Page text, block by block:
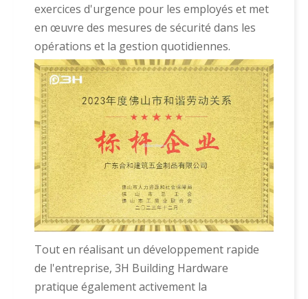
exercices d'urgence pour les employés et met
en œuvre des mesures de sécurité dans les
opérations et la gestion quotidiennes.
Tout en réalisant un développement rapide
de l'entreprise, 3H Building Hardware
pratique également activement la